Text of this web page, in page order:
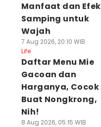
Manfaat dan Efek
Samping untuk
Wajah
7 Aug 2026, 20:10 WIB
Life
Daftar Menu Mie
Gacoan dan
Harganya, Cocok
Buat Nongkrong,
Nih!
8 Aug 2026, 05:15 WIB